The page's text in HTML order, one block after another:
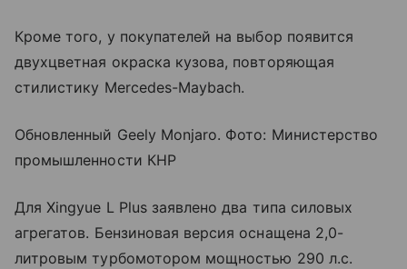
Кроме того, у покупателей на выбор появится
двухцветная окраска кузова, повторяющая
стилистику Mercedes-Maybach.
Обновленный Geely Monjaro. Фото: Министерство
промышленности КНР
Для Xingyue L Plus заявлено два типа силовых
агрегатов. Бензиновая версия оснащена 2,0-
литровым турбомотором мощностью 290 л.с.